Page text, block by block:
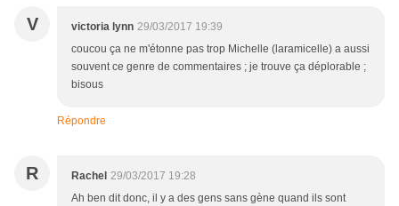
V victoria lynn 29/03/2017 19:39
coucou ça ne m'étonne pas trop Michelle (laramicelle) a aussi
souvent ce genre de commentaires ; je trouve ça déplorable ;
bisous
Répondre
R Rachel 29/03/2017 19:28
Ah ben dit donc, il y a des gens sans gène quand ils sont